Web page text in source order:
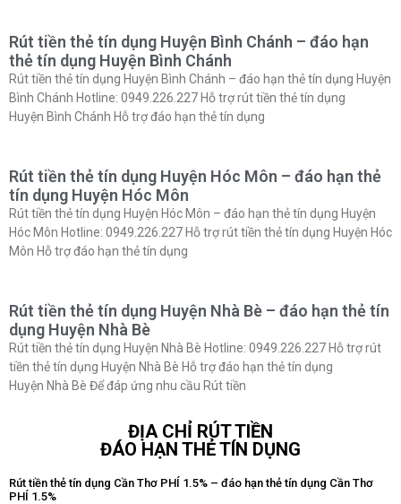
Rút tiền thẻ tín dụng Huyện Bình Chánh – đáo hạn
thẻ tín dụng Huyện Bình Chánh
Rút tiền thẻ tín dụng Huyện Bình Chánh – đáo hạn thẻ tín dụng Huyện
Bình Chánh Hotline: 0949.226.227 Hỗ trợ rút tiền thẻ tín dụng
Huyện Bình Chánh Hỗ trợ đáo hạn thẻ tín dụng
Rút tiền thẻ tín dụng Huyện Hóc Môn – đáo hạn thẻ
tín dụng Huyện Hóc Môn
Rút tiền thẻ tín dụng Huyện Hóc Môn – đáo hạn thẻ tín dụng Huyện
Hóc Môn Hotline: 0949.226.227 Hỗ trợ rút tiền thẻ tín dụng Huyện Hóc
Môn Hỗ trợ đáo hạn thẻ tín dụng
Rút tiền thẻ tín dụng Huyện Nhà Bè – đáo hạn thẻ tín
dụng Huyện Nhà Bè
Rút tiền thẻ tín dụng Huyện Nhà Bè Hotline: 0949.226.227 Hỗ trợ rút
tiền thẻ tín dụng Huyện Nhà Bè Hỗ trợ đáo hạn thẻ tín dụng
Huyện Nhà Bè Để đáp ứng nhu cầu Rút tiền
ĐỊA CHỈ RÚT TIỀN
ĐÁO HẠN THẺ TÍN DỤNG
Rút tiền thẻ tín dụng Cần Thơ PHÍ 1.5% – đáo hạn thẻ tín dụng Cần Thơ
PHÍ 1.5%